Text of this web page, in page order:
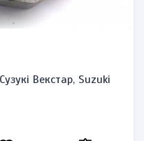
Векстар, Suzuki